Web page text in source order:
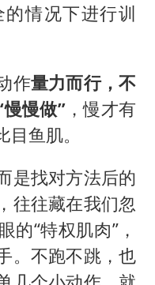
情况下进行训
作量力而行，不
慢慢做”，慢才有
鱼肌。
是找对方法后的
往往藏在我们忽
的“特权肌肉”，
。不跑不跳，也